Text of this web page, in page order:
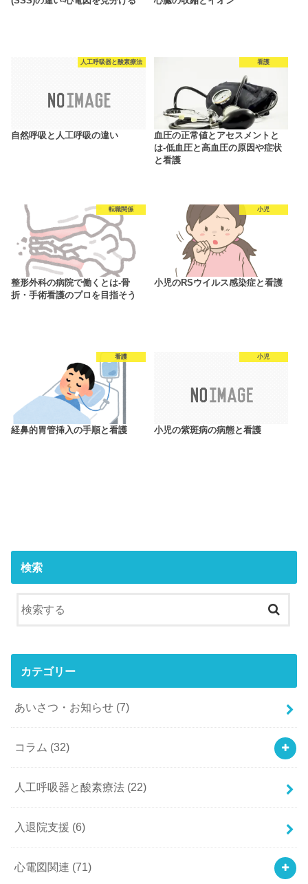
人工呼吸器と酸素療法
自然呼吸と人工呼吸の違い
看護
血圧の正常値とアセスメントと
は-低血圧と高血圧の原因や症状
と看護
転職関係
整形外科の病院で働くとは-骨
折・手術看護のプロを目指そう
小児
小児のRSウイルス感染症と看護
看護
経鼻的胃管挿入の手順と看護
小児
小児の紫斑病の病態と看護
検索
カテゴリー
あいさつ・お知らせ (7)
コラム (32)
人工呼吸器と酸素療法 (22)
入退院支援 (6)
心電図関連 (71)